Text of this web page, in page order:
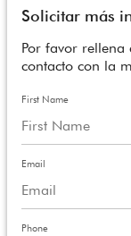
Solicitar más
Por favor
contacto con la
First Name
Email
Phone